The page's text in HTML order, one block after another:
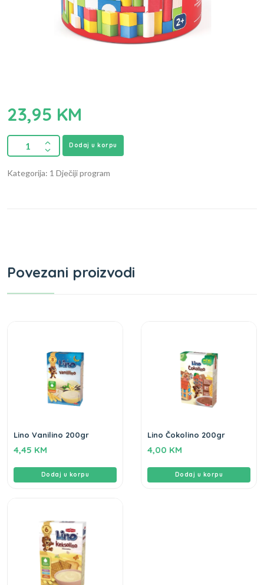
23,95 KM
Dodaj u korpu
Kategorija: 1 Dječiji program
Povezani proizvodi
Lino Vanilino 200gr
4,45 KM
Dodaj u korpu
Lino Čokolino 200gr
4,00 KM
Dodaj u korpu